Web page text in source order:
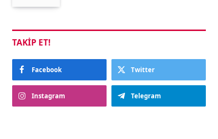
TAKIP ET!
Facebook Twitter
Instagram Telegram